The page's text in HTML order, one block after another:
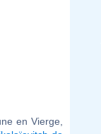
en Vierge,